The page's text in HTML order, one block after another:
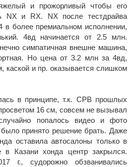
и прожорливый чтобы его
NX и RX. NX после тестдрайва
в более премиальном исполнении,
4вд начинается от 2.5 млн.
симпатичная внешне машина,
Но цена от 3.2 млн за 4вд,
каской и пр. оказывается слишком
в принципе, т.к. СРВ прошлых
16 см, совсем не вызывал
попалось видео и фото
принято решение брать. Даже
оставила автосалоны только в
в Казани хонда центр закрылся.
г., судорожно обзванивались